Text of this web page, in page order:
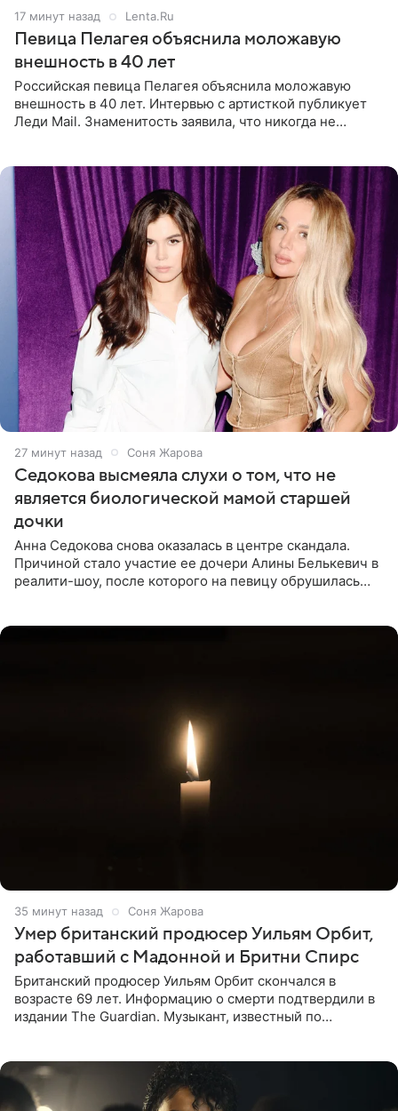
17 минут назад Lenta.Ru
Певица Пелагея объяснила моложавую
внешность в 40 лет
Российская певица Пелагея объяснила моложавую
внешность в 40 лет. Интервью с артисткой публикует
Леди Mail. Знаменитость заявила, что никогда не
27 минут назад Соня Жарова
Седокова высмеяла слухи о том, что не
является биологической мамой старшей
дочки
Анна Седокова снова оказалась в центре скандала.
Причиной стало участие ее дочери Алины Белькевич в
реалити-шоу, после которого на певицу обрушилась
35 минут назад Соня Жарова
Умер британский продюсер Уильям Орбит,
работавший с Мадонной и Бритни Спирс
Британский продюсер Уильям Орбит скончался в
возрасте 69 лет. Информацию о смерти подтвердили в
издании The Guardian. Музыкант, известный по